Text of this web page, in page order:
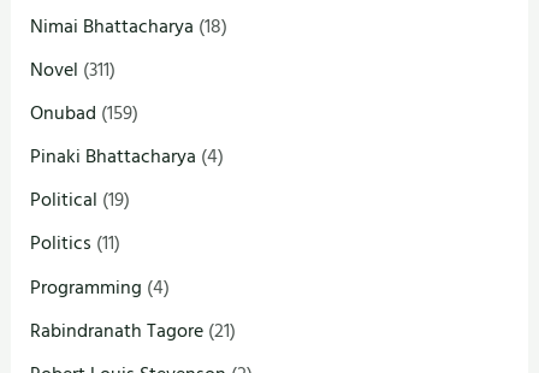
Nimai Bhattacharya (18)
Novel (311)
Onubad (159)
Pinaki Bhattacharya (4)
Political (19)
Politics (11)
Programming (4)
Rabindranath Tagore(21)